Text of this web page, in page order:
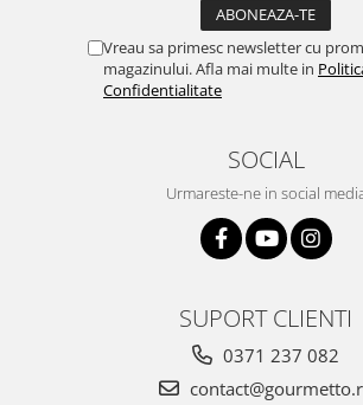
Vreau sa primesc newsletter cu
magazinului. Afla mai multe in
Confidentialitate
SOCIAL
Urmareste-ne in social
SUPORT CLIENTI
0371 237 082